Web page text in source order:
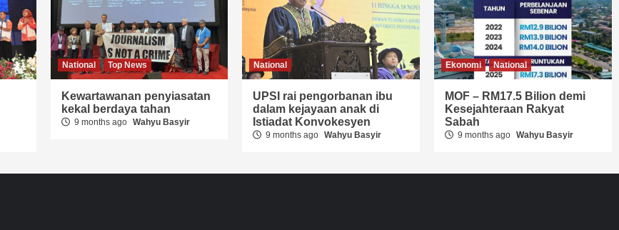
National Top News
Kewartawanan penyiasatan
kekal berdaya tahan
9 months ago Wahyu Basyir
National
UPSI rai pengorbanan ibu
dalam kejayaan anak di
Istiadat Konvokesyen
9 months ago Wahyu Basyir
Ekonomi National
MOF – RM17.5 Bilion demi
Kesejahteraan Rakyat
Sabah
9 months ago Wahyu Basyir